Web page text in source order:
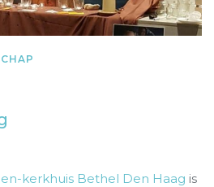
kerkhuis Bethel Den Haag is